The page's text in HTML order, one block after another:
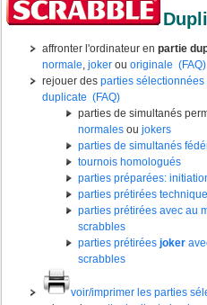
affronter l'ordinateur en partie
normale, joker ou originale (FAQ)
rejouer des parties sélectionnées
duplicate (FAQ)
parties de simultanés
normales ou jokers
parties de simultanés
tournois homologués
parties préparées:
parties prétirées
parties prétirées avec au
scrabbles
parties prétirées joker
scrabbles
voir/imprimer les parties